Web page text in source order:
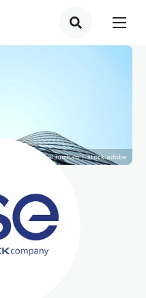
© nuchao | stock.adobe